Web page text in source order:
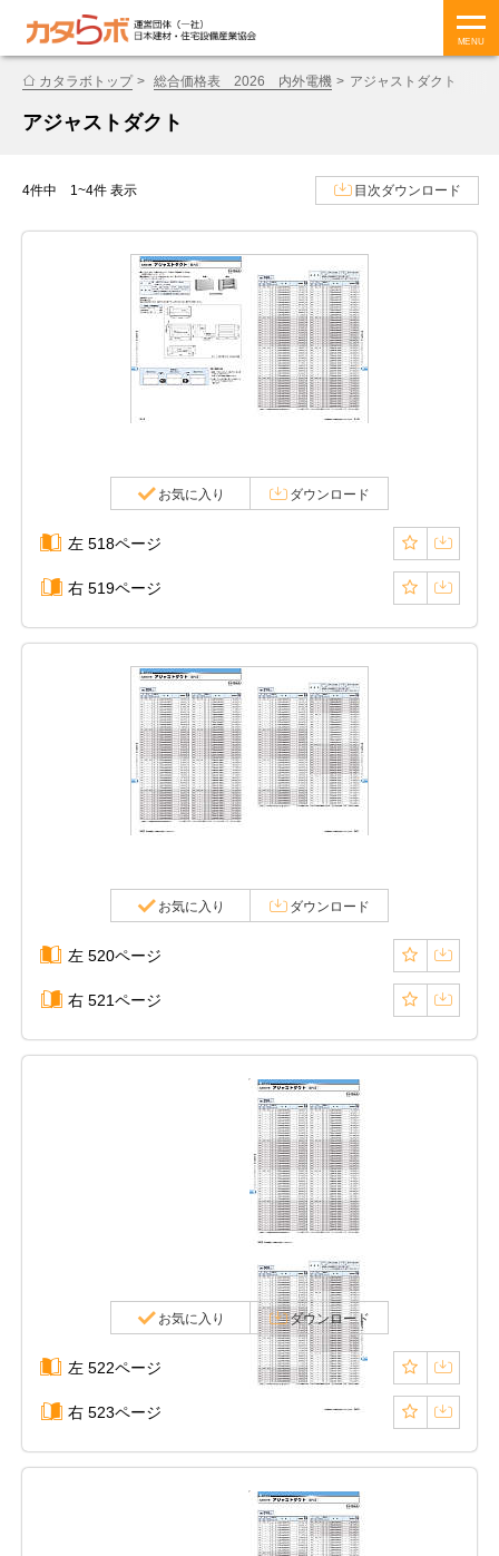
MENU
カタラボトップ 総合価格表 2026 内外電機 アジャストダクト
アジャストダクト
4件中 1~4件 表示 目次ダウンロード
お気に入り ダウンロード
左 518ページ
右 519ページ
お気に入り ダウンロード
左 520ページ
右 521ページ
お気に入り ダウンロード
左 522ページ
右 523ページ